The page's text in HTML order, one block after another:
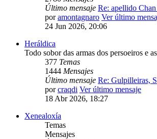
Último mensaje Re: apellido
poramontagnaro Ver último
24 Jun 2026, 20:06
Heráldica
Todo sobor das armas dos persoeiros e
377 Temas
1444 Mensajes
Último mensaje Re: Gulpilleiras,
porcraqdi Ver último mensaje
18 Abr 2026, 18:27
Xenealoxía
Temas
Mensajes